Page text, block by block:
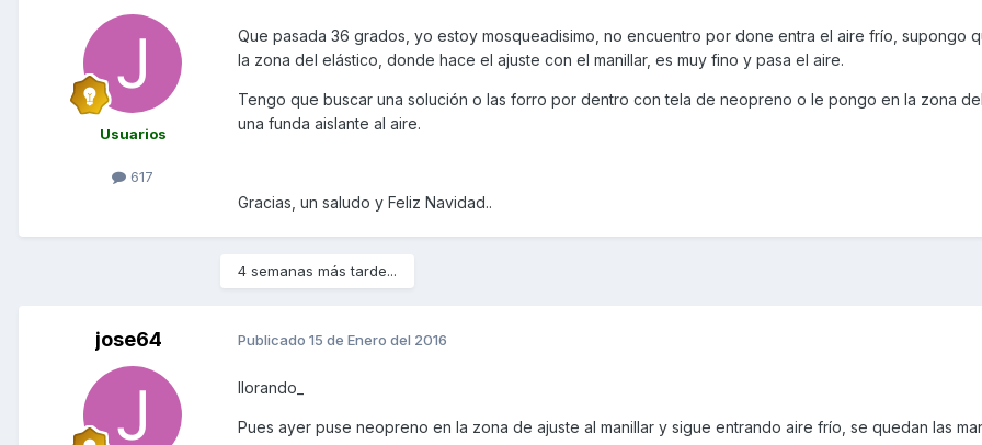
Usuarios
617
Que pasada 36 grados, yo estoy mosqueadisimo, no encuentro por done entra el aire frío, supongo
la zona del elástico, donde hace el ajuste con el manillar, es muy fino y pasa el aire.
Tengo que buscar una solución o las forro por dentro con tela de neopreno o le pongo en la zona
una funda aislante al aire.
Gracias, un saludo y Feliz Navidad..
4 semanas más tarde...
jose64 Publicado 15 de Enero del 2016
llorando_
Pues ayer puse neopreno en la zona de ajuste al manillar y sigue entrando aire frío, se quedan las